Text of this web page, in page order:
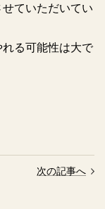
ていただいてい
る可能性は大で
次の記事へ